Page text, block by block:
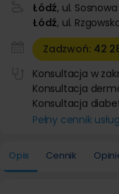
Łódź, ul.
Łódź, ul.
Zadzwoń: 42
Konsultacja w
Konsultacja
Konsultacja
Pełny cennik
Opis Cennik